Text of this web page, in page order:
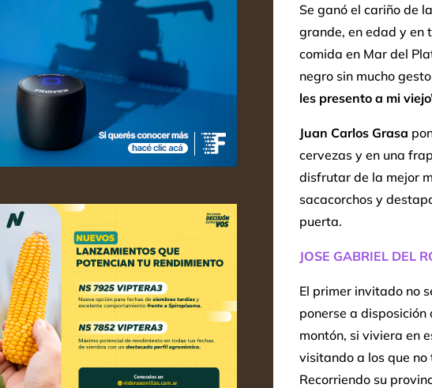
Se ganó el cariño de
grande, en edad y en
comida en Mar del
negro sin mucho
les presento a mi
Juan Carlos Grasa
cervezas y en una
disfrutar de la mejor
sacacorchos y
puerta.
JOSE GABRIEL DEL
El primer invitado no
ponerse a
montón, si viviera en
visitando a los que
Recorriendo su